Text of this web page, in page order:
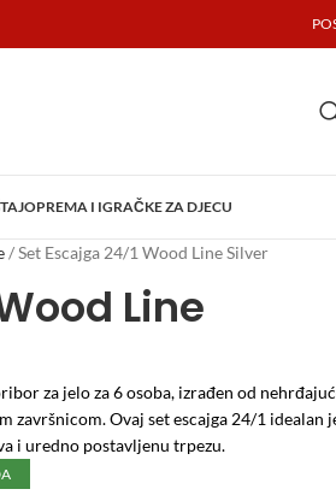
OPREMA I IGRAČKE ZA DJECU
/Set Escajga 24/1 Wood Line Silver
Line
za jelo za 6 osoba, izrađen od
Ovaj set escajga 24/1 idealan
i uredno postavljenu trpezu.